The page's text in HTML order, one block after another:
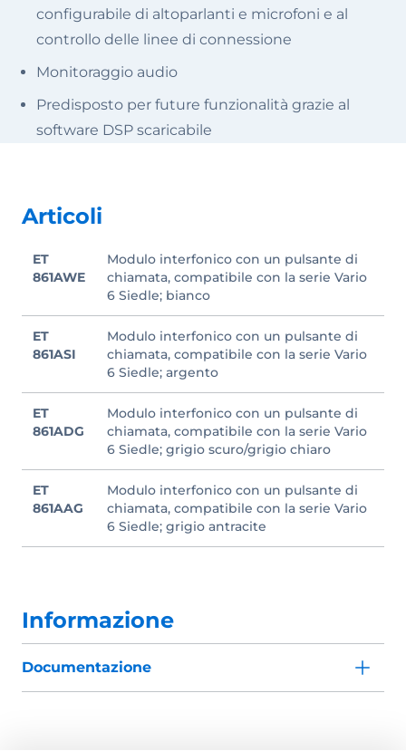
configurabile di altoparlanti e microfoni e al
controllo delle linee di connessione
Monitoraggio audio
Predisposto per future funzionalità grazie al
software DSP scaricabile
Articoli
ET
861AWE
Modulo interfonico con un pulsante di
chiamata, compatibile con la serie Vario
6 Siedle; bianco
ET
861ASI
Modulo interfonico con un pulsante di
chiamata, compatibile con la serie Vario
6 Siedle; argento
ET
861ADG
Modulo interfonico con un pulsante di
chiamata, compatibile con la serie Vario
6 Siedle; grigio scuro/grigio chiaro
ET
861AAG
Modulo interfonico con un pulsante di
chiamata, compatibile con la serie Vario
6 Siedle; grigio antracite
Informazione
Documentazione